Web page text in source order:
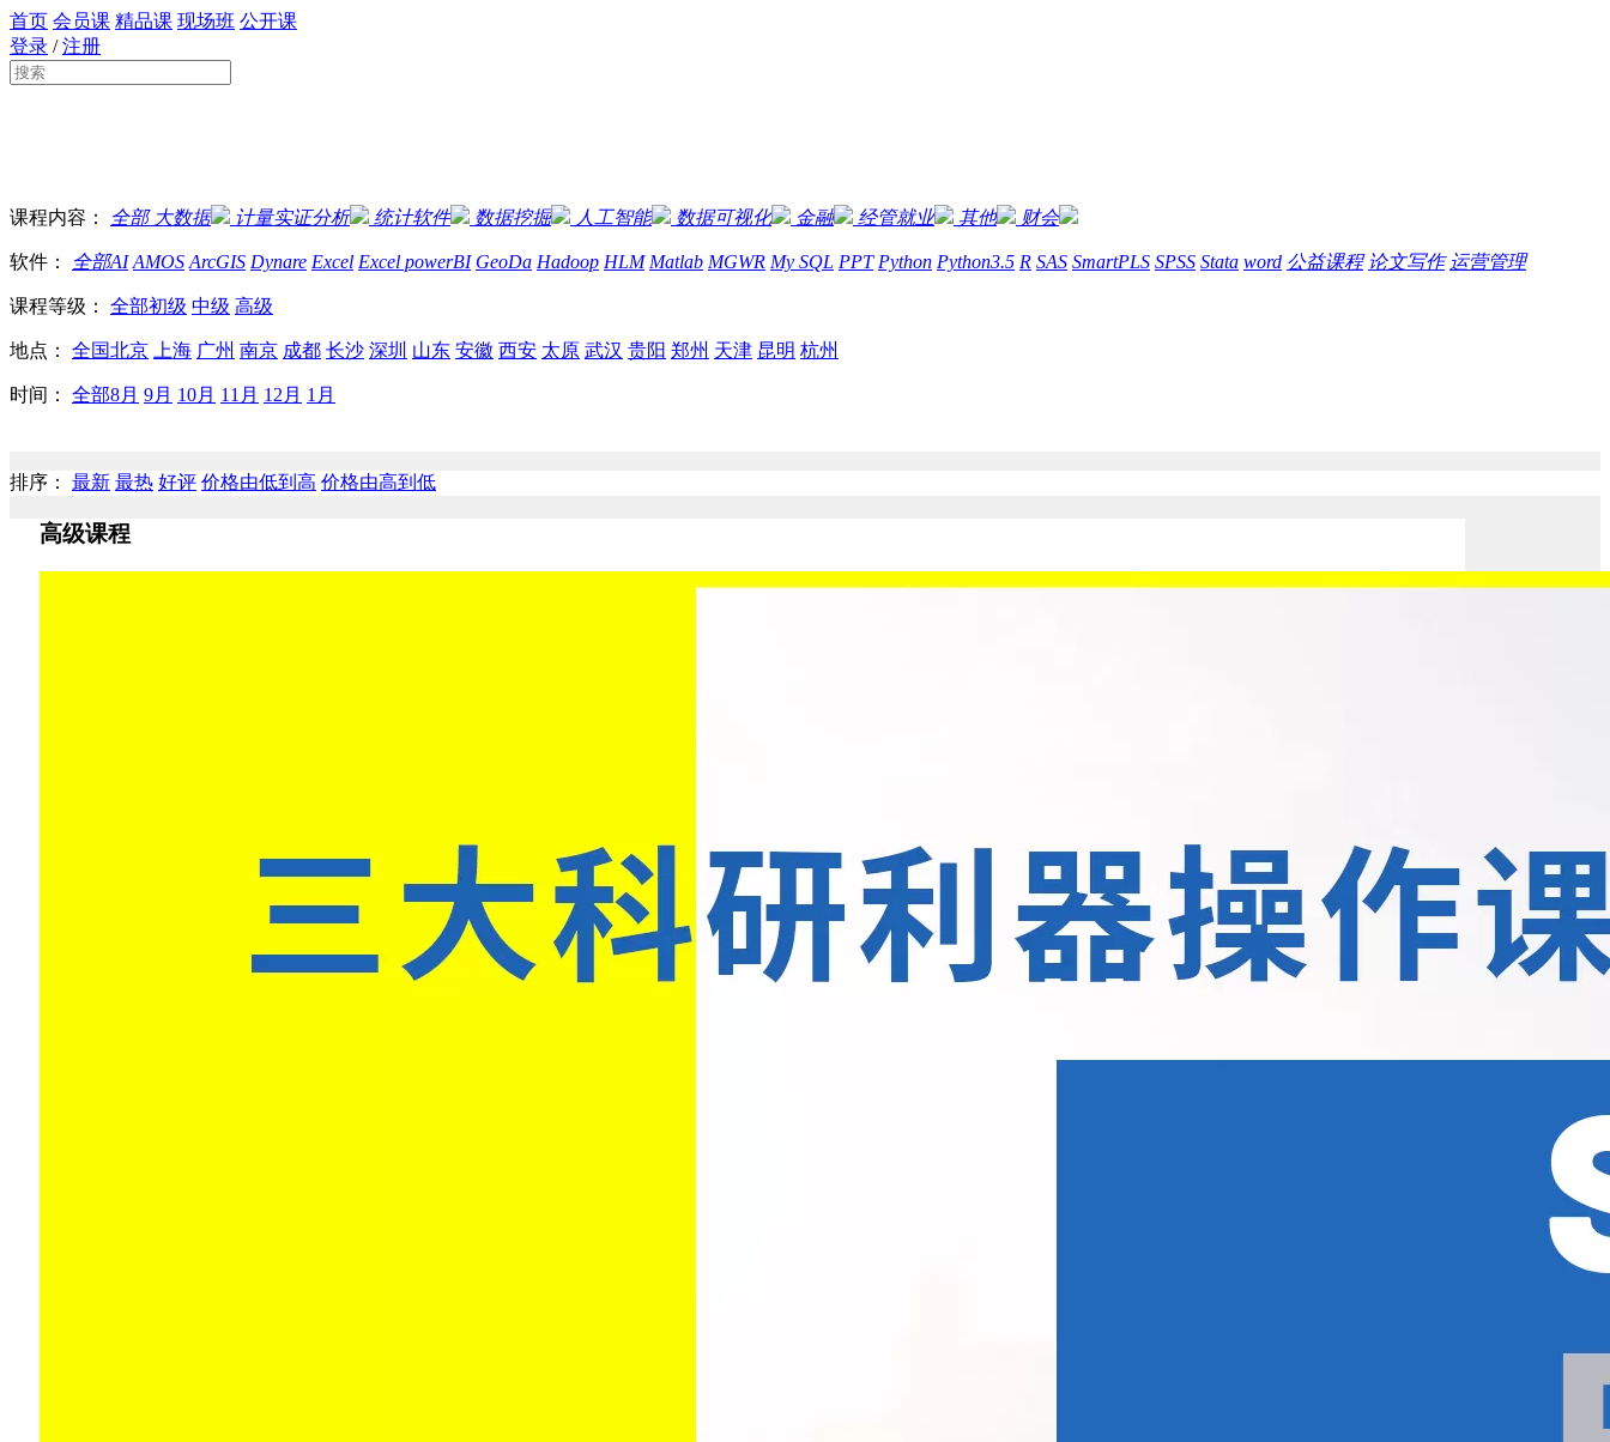
首页 会员课 精品课 现场班 公开课
登录 /注册
课程内容： 全部大数据 计量实证分析 统计软件 数据挖掘 人工智能 数据可视化 金融 经管就业 其他 财会
软件： 全部AI AMOS ArcGIS Dynare Excel Excel powerBI GeoDa Hadoop HLM Matlab MGWR My SQL PPT Python Python3.5 R SAS SmartPLS SPSS Stata word 公益课程 论文写作 运营管理
课程等级： 全部初级 中级 高级
地点： 全国北京 上海 广州 南京 成都 长沙 深圳 山东 安徽 西安 太原 武汉 贵阳 郑州 天津 昆明 杭州
时间： 全部8月 9月 10月 11月 12月 1月
排序： 最新 最热 好评 价格由低到高 价格由高到低
高级课程